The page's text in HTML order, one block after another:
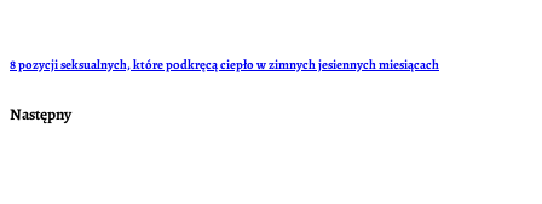
8 pozycji seksualnych, które podkręcą ciepło w zimnych jesiennych miesiącach
Następny